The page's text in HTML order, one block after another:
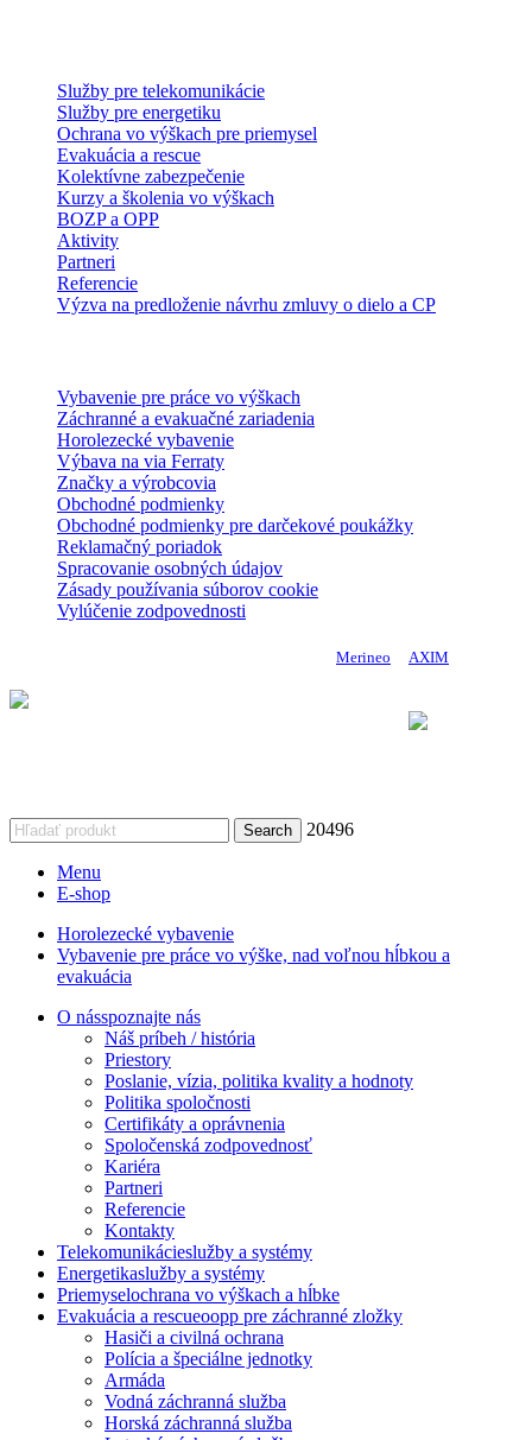
Služby pre telekomunikácie
Služby pre energetiku
Ochrana vo výškach pre priemysel
Evakuácia a rescue
Kolektívne zabezpečenie
Kurzy a školenia vo výškach
BOZP a OPP
Aktivity
Partneri
Referencie
Výzva na predloženie návrhu zmluvy o dielo a CP
Vybavenie pre práce vo výškach
Záchranné a evakuačné zariadenia
Horolezecké vybavenie
Výbava na via Ferraty
Značky a výrobcovia
Obchodné podmienky
Obchodné podmienky pre darčekové poukážky
Reklamačný poriadok
Spracovanie osobných údajov
Zásady používania súborov cookie
Vylúčenie zodpovednosti
Merineo AXIM
Search 20496
Menu
E-shop
Horolezecké vybavenie
Vybavenie pre práce vo výške, nad voľnou hĺbkou a
evakuácia
O násspoznajte nás
Náš príbeh / história
Priestory
Poslanie, vízia, politika kvality a hodnoty
Politika spoločnosti
Certifikáty a oprávnenia
Spoločenská zodpovednosť
Kariéra
Partneri
Referencie
Kontakty
Telekomunikácieslužby a systémy
Energetikaslužby a systémy
Priemyselochrana vo výškach a hĺbke
Evakuácia a rescueoopp pre záchranné zložky
Hasiči a civilná ochrana
Polícia a špeciálne jednotky
Armáda
Vodná záchranná služba
Horská záchranná služba